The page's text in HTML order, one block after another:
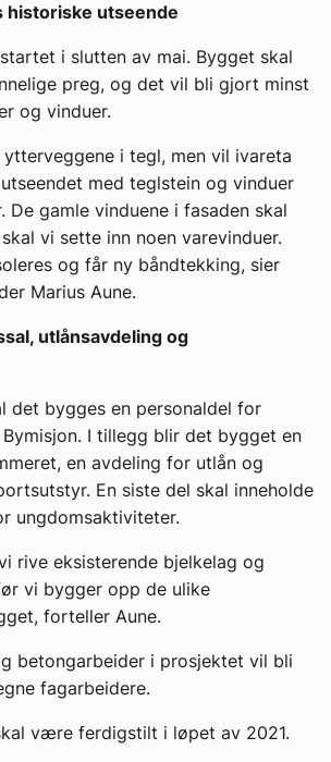
historiske utseende
i slutten av mai. Bygget skal
preg, og det vil bli gjort minst
og vinduer.
i tegl, men vil ivareta
med teglstein og vinduer
De gamle vinduene i fasaden skal
vi sette inn noen varevinduer.
og får ny båndtekking, sier
Marius Aune.
utlånsavdeling og
det bygges en personaldel for
I tillegg blir det bygget en
en avdeling for utlån og
En siste del skal inneholde
ungdomsaktiviteter.
rive eksisterende bjelkelag og
vi bygger opp de ulike
forteller Aune.
betongarbeider i prosjektet vil bli
fagarbeidere.
være ferdigstilt i løpet av 2021.